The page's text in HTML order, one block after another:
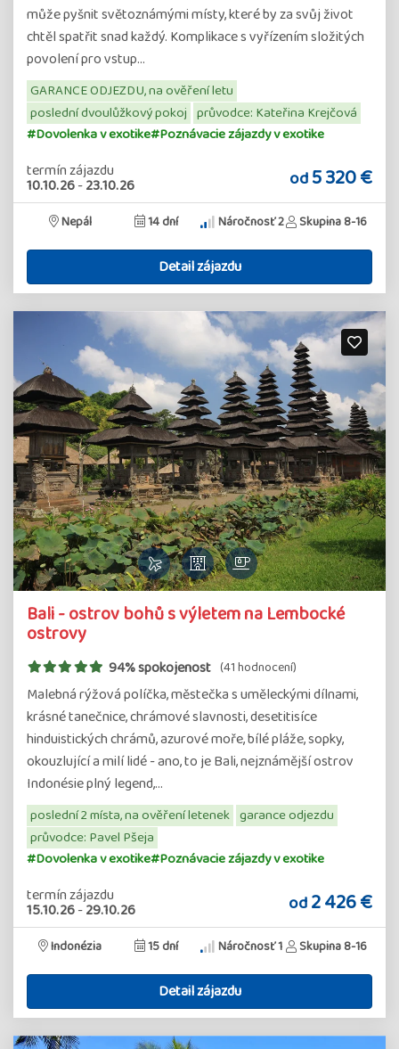
může pyšnit světoznámými místy, které by za svůj život
chtěl spatřit snad každý. Komplikace s vyřízením složitých
povolení pro vstup…
GARANCE ODJEZDU, na ověření letu
poslední dvoulůžkový pokoj průvodce: Kateřina Krejčová
#Dovolenka v exotike#Poznávacie zájazdy v exotike
termín zájazdu
10.10.26-23.10.26 od5 320 €
Nepál 14 dní Náročnosť 2 Skupina 8-16
Detail zájazdu
Bali - ostrov bohů s výletem na Lembocké
ostrovy
94% spokojenost (41 hodnocení)
Malebná rýžová políčka, městečka s uměleckými dílnami,
krásné tanečnice, chrámové slavnosti, desetitisíce
hinduistických chrámů, azurové moře, bílé pláže, sopky,
okouzlující a milí lidé - ano, to je Bali, nejznámější ostrov
Indonésie plný legend,…
poslední 2 místa, na ověření letenek garance odjezdu
průvodce: Pavel Pšeja
#Dovolenka v exotike#Poznávacie zájazdy v exotike
termín zájazdu
15.10.26-29.10.26 od2 426 €
Indonézia 15 dní Náročnosť 1 Skupina 8-16
Detail zájazdu